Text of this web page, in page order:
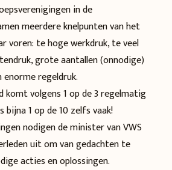
in de
meerdere knelpunten van het
voren: te hoge werkdruk, te veel
grote aantallen (onnodige)
regeldruk.
komt volgens 1 op de 3 regelmatig
bijna 1 op de 10 zelfs vaak!
nodigen de minister van VWS
uit om van gedachten te
acties en oplossingen.